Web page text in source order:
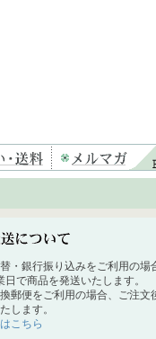
・銀行振り込みをご利用の場
日で商品を発送いたします。
郵便をご利用の場合、ご注文
します。
こちら